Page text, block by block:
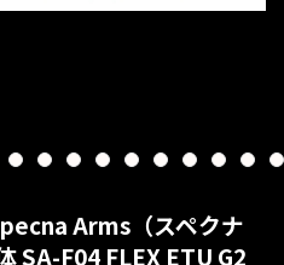
11 12 13 14 15 16 17 18 19
Arms（スペクナ
SA-F04 FLEX ETU G2